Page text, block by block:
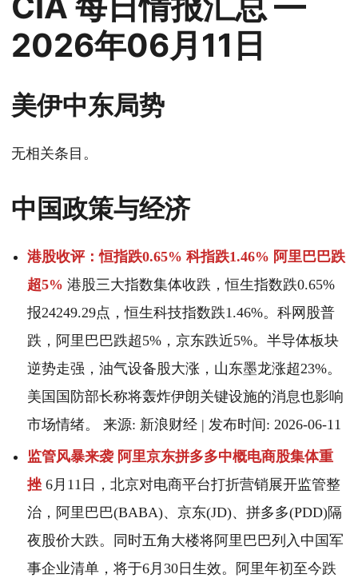
2026年06月11日
美伊中东局势
无相关条目。
中国政策与经济
港股收评：恒指跌0.65% 科指跌1.46% 阿里巴巴跌
超5% 港股三大指数集体收跌，恒生指数跌0.65%
报24249.29点，恒生科技指数跌1.46%。科网股普
跌，阿里巴巴跌超5%，京东跌近5%。半导体板块
逆势走强，油气设备股大涨，山东墨龙涨超23%。
美国国防部长称将轰炸伊朗关键设施的消息也影响
市场情绪。 来源: 新浪财经 | 发布时间: 2026-06-11
监管风暴来袭 阿里京东拼多多中概电商股集体重
挫 6月11日，北京对电商平台打折营销展开监管整
治，阿里巴巴(BABA)、京东(JD)、拼多多(PDD)隔
夜股价大跌。同时五角大楼将阿里巴巴列入中国军
事企业清单，将于6月30日生效。阿里年初至今跌